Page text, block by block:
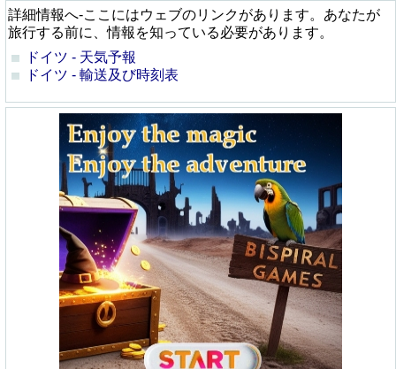
詳細情報へ-ここにはウェブのリンクがあります。あなたが
旅行する前に、情報を知っている必要があります。
ドイツ - 天気予報
ドイツ - 輸送及び時刻表